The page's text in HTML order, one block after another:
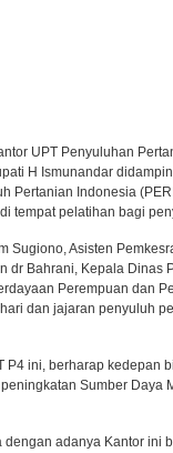
UPT Penyuluhan
H Ismunandar
Pertanian Indonesia
tempat pelatihan bagi
Sugiono, Asisten
dr Bahrani, Kepala Dinas
Perempuan dan
dan jajaran penyuluh
P4 ini, berharap kedepan
Sumber Daya
adanya Kantor ini